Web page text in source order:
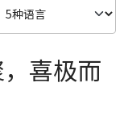
喜极而